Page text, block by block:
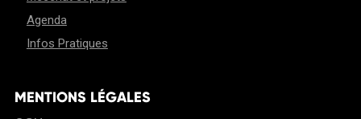
Agenda
Infos Pratiques
MENTIONS LÉGALES